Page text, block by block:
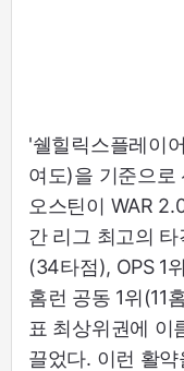
'쉘힐릭스플레이
여도)을 기준으로
오스틴이 WAR
간 리그 최고의
(34타점), OPS 1
홈런 공동 1위(11
표 최상위권에 이
끌었다. 이런 활